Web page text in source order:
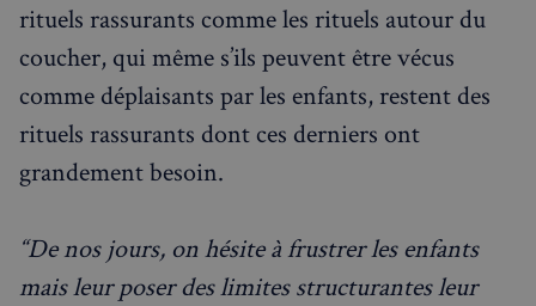
rituels rassurants comme les rituels autour du
coucher, qui même s’ils peuvent être vécus
comme déplaisants par les enfants, restent des
rituels rassurants dont ces derniers ont
grandement besoin.
“De nos jours, on hésite à frustrer les enfants
mais leur poser des limites structurantes leur